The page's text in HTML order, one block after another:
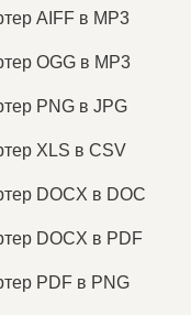
AIFF в MP3
OGG в MP3
PNG в JPG
XLS в CSV
DOCX в DOC
DOCX в PDF
PDF в PNG